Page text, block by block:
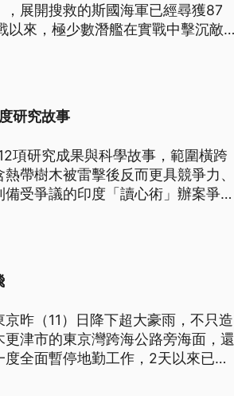
展開搜救的斯國海軍已經尋獲87
來，極少數潛艦在實戰中擊沉敵
研究故事
項研究成果與科學故事，範圍橫跨
帶樹木被雷擊後反而更具競爭力、
受爭議的印度「讀心術」辦案爭議
昨（11）日降下超大豪雨，不只造
津市的東京灣跨海公路旁海面，還
全面暫停地勤工作，2天以來已經